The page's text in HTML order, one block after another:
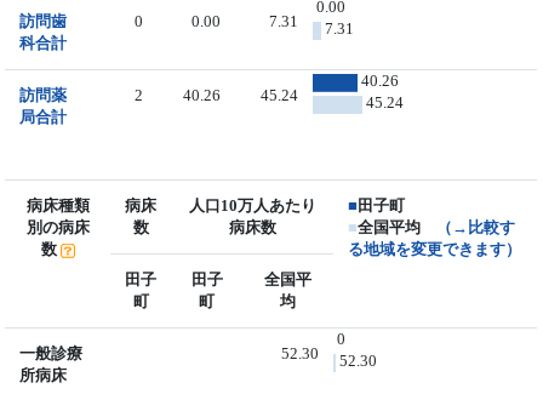
訪問歯
科合計
0 0.00 7.31
0.00
7.31
訪問薬
局合計
2 40.26 45.24
40.26
45.24
病床種類
別の病床
数
病床
数
人口10万人あたり
病床数
■ 田子町
■全国平均
（→比較す
る地域を変更できます）
田子
町
田子
町
全国平
均
一般診療
所病床
52.30
0
52.30